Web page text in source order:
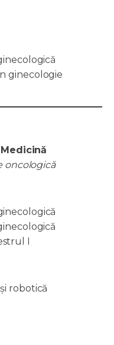
ginecologie
oncologică
I
robotică